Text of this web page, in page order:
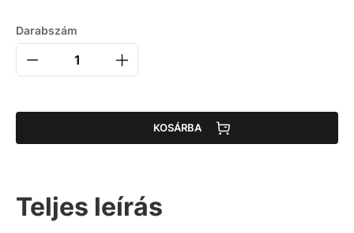
Darabszám
KOSÁRBA
Teljes leírás